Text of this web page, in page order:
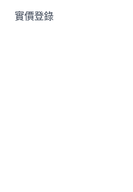
實價登錄